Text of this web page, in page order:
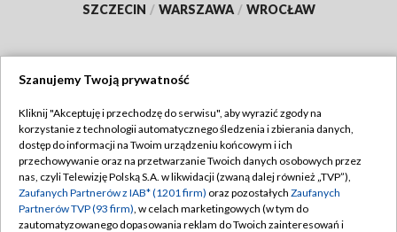
SZCZECIN / WARSZAWA / WROCŁAW
TVP
Abonament TVP
Emisja w TVP
Centrum informacji TVP
Regulamin TVP
Polityka prywatności
Moje zgody
Szanujemy Twoją prywatność
Kliknij "Akceptuję i przechodzę do serwisu", aby wyrazić zgody na
korzystanie z technologii automatycznego śledzenia i zbierania danych,
dostęp do informacji na Twoim urządzeniu końcowym i ich
przechowywanie oraz na przetwarzanie Twoich danych osobowych przez
nas, czyli Telewizję Polską S.A. w likwidacji (zwaną dalej również „TVP”),
Zaufanych Partnerów z IAB* (1201 firm) oraz pozostałych Zaufanych
Partnerów TVP (93 firm), w celach marketingowych (w tym do
zautomatyzowanego dopasowania reklam do Twoich zainteresowań i